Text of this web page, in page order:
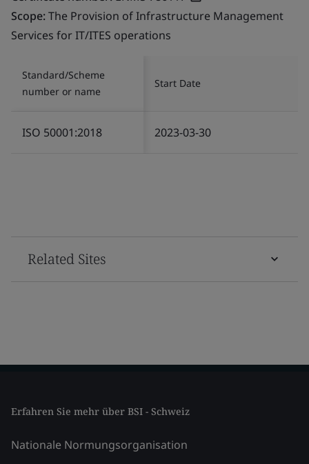
Scope:The Provision of Infrastructure Management
Services for IT/ITES operations
Standard/Scheme
number or name
Start Date
ISO 50001:2018 2023-03-30
Related Sites
Erfahren Sie mehr über BSI - Schweiz
Nationale Normungsorganisation